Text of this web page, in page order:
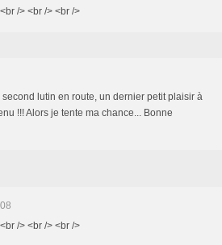
/> <br /> <br />
lutin en route, un dernier petit plaisir à
!!! Alors je tente ma chance... Bonne
/> <br /> <br />